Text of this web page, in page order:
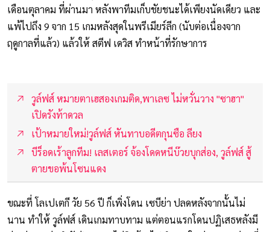
เดือนตุลาคม ที่ผ่านมา หลังพาทีมเก็บชัยชนะได้เพียงนัดเดียว และ
แพ้ไปถึง 9 จาก 15 เกมหลังสุดในพรีเมียร์ลีก (นับต่อเนื่องจาก
ฤดูกาลที่แล้ว) แล้วให้ สตีฟ เดวิส ทำหน้าที่รักษาการ
วูล์ฟส์ หมายตาเฮสองเกมติด,พาเลซ ไม่หวั่นวาง "ซาฮา"
เปิดรังท้าดวล
เป้าหมายใหม่!วูล์ฟส์ หันทาบอดีตกุนซือ ลียง
บีร็อดเร้าลูกทีม! เลสเตอร์ จ้องโดดหนีบ๊วยบุกส่อง, วูล์ฟส์ สู้
ตายขอพ้นโซนแดง
ขณะที่ โลเปเตกี วัย 56 ปี ก็เพิ่งโดน เซบีย่า ปลดหลังจากนั้นไม่
นาน ทำให้ วูล์ฟส์ เดินเกมทาบทาม แต่ตอนแรกโดนปฏิเสธหลังมี